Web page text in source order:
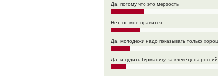
Да, потому что это мерзость
Нет, он мне нравится
Да, молодежи надо показывать только
Да, и судить Германику за клевету на